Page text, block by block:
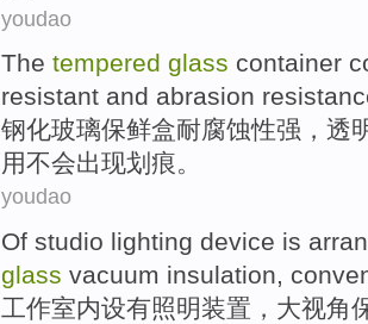
youdao
The tempered glass container
resistant and abrasion
钢化玻璃保鲜盒耐腐蚀性强，透
用不会出现划痕。
youdao
Of studio lighting device is
glass vacuum insulation,
工作室内设有照明装置 ， 大视角